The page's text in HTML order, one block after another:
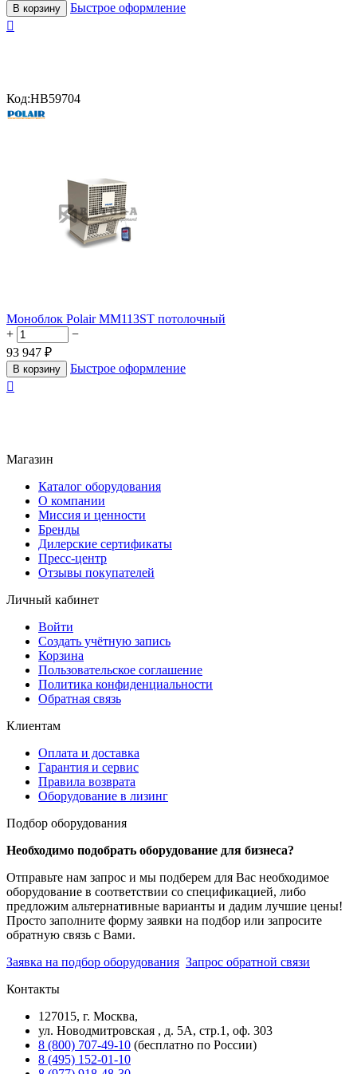
В корзину
Быстрое оформление

Код:HB59704
Моноблок Polair MM113ST потолочный
+
−
93 947 ₽
В корзину
Быстрое оформление

Магазин
Каталог оборудования
О компании
Миссия и ценности
Бренды
Дилерские сертификаты
Пресс-центр
Отзывы покупателей
Личный кабинет
Войти
Создать учётную запись
Корзина
Пользовательское соглашение
Политика конфиденциальности
Обратная связь
Клиентам
Оплата и доставка
Гарантия и сервис
Правила возврата
Оборудование в лизинг
Подбор оборудования
Необходимо подобрать оборудование для бизнеса?
Отправьте нам запрос и мы подберем для Вас необходимое
оборудование в соответствии со спецификацией, либо
предложим альтернативные варианты и дадим лучшие цены!
Просто заполните форму заявки на подбор или запросите
обратную связь с Вами.
Заявка на подбор оборудования Запрос обратной связи
Контакты
127015, г. Москва,
ул. Новодмитровская , д. 5А, стр.1, оф. 303
8 (800) 707-49-10 (бесплатно по России)
8 (495) 152-01-10